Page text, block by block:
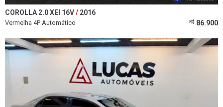
COROLLA 2.0 XEI 16V 2016
Vermelha 4P Automático R$ 86.900